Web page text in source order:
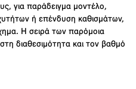
για παράδειγμα μοντέλο,
ή επένδυση καθισμάτων,
Η σειρά των παρόμοια
διαθεσιμότητα και τον βαθμό